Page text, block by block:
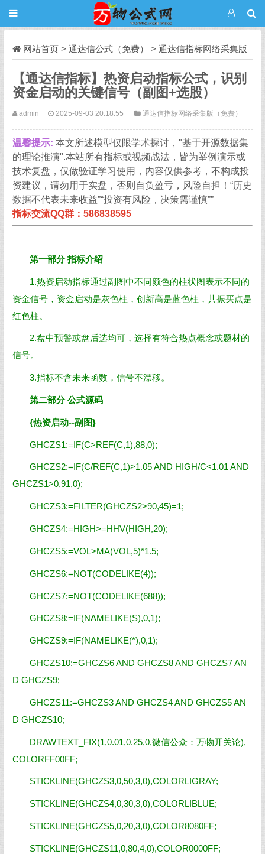
网站首页 > 通达信公式（免费） > 通达信指标网络采集版
（免费） 正文
【通达信指标】热资启动指标公式，识别
资金启动的关键信号（副图+选股）
admin 2025-09-03 20:18:55 通达信指标网络采集版（免费）
温馨提示: 本文所述模型仅限学术探讨，"基于开源数据集
的理论推演".本站所有指标或视频战法，皆为举例演示或
技术复盘，仅做验证学习使用，内容仅供参考，不构成投
资建议，请勿用于实盘，否则自负盈亏，风险自担！“历史
数据不代表未来收益”“投资有风险，决策需谨慎””
指标交流QQ群：586838595
第一部分 指标介绍
1.热资启动指标通过副图中不同颜色的柱状图表示不同的
资金信号，资金启动是灰色柱，创新高是蓝色柱，共振买点是
红色柱。
2.盘中预警或盘后选均可，选择有符合热点概念或题材的
信号。
3.指标不含未来函数，信号不漂移。
第二部分 公式源码
{热资启动--副图}
GHCZS1:=IF(C>REF(C,1),88,0);
GHCZS2:=IF(C/REF(C,1)>1.05 AND HIGH/C<1.01 AND
GHCZS1>0,91,0);
GHCZS3:=FILTER(GHCZS2>90,45)=1;
GHCZS4:=HIGH>=HHV(HIGH,20);
GHCZS5:=VOL>MA(VOL,5)*1.5;
GHCZS6:=NOT(CODELIKE(4));
GHCZS7:=NOT(CODELIKE(688));
GHCZS8:=IF(NAMELIKE(S),0,1);
GHCZS9:=IF(NAMELIKE(*),0,1);
GHCZS10:=GHCZS6 AND GHCZS8 AND GHCZS7 AN
D GHCZS9;
GHCZS11:=GHCZS3 AND GHCZS4 AND GHCZS5 AN
D GHCZS10;
DRAWTEXT_FIX(1,0.01,0.25,0,微信公众：万物开关论),
COLORFF00FF;
STICKLINE(GHCZS3,0,50,3,0),COLORLIGRAY;
STICKLINE(GHCZS4,0,30,3,0),COLORLIBLUE;
STICKLINE(GHCZS5,0,20,3,0),COLOR8080FF;
STICKLINE(GHCZS11,0,80,4,0),COLOR0000FF;